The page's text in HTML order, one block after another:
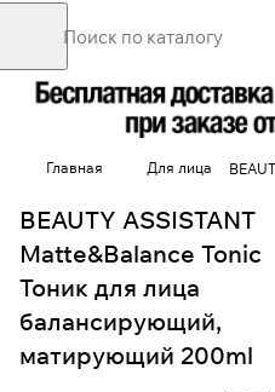
Главная Для лица
BEAUTY ASSISTANT
Matte&Balance Tonic
Тоник для лица
балансирующий,
матирующий 200ml